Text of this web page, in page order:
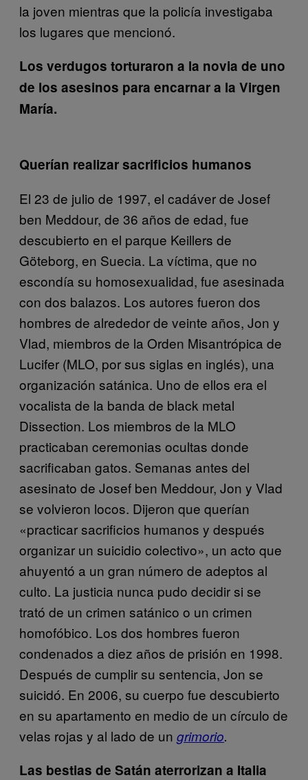
la joven mientras que la policía investigaba
los lugares que mencionó.
Los verdugos torturaron a la novia de uno
de los asesinos para encarnar a la Virgen
María.
Querían realizar sacrificios humanos
El 23 de julio de 1997, el cadáver de Josef
ben Meddour, de 36 años de edad, fue
descubierto en el parque Keillers de
Göteborg, en Suecia. La víctima, que no
escondía su homosexualidad, fue asesinada
con dos balazos. Los autores fueron dos
hombres de alrededor de veinte años, Jon y
Vlad, miembros de la Orden Misantrópica de
Lucifer (MLO, por sus siglas en inglés), una
organización satánica. Uno de ellos era el
vocalista de la banda de black metal
Dissection. Los miembros de la MLO
practicaban ceremonias ocultas donde
sacrificaban gatos. Semanas antes del
asesinato de Josef ben Meddour, Jon y Vlad
se volvieron locos. Dijeron que querían
«practicar sacrificios humanos y después
organizar un suicidio colectivo», un acto que
ahuyentó a un gran número de adeptos al
culto. La justicia nunca pudo decidir si se
trató de un crimen satánico o un crimen
homofóbico. Los dos hombres fueron
condenados a diez años de prisión en 1998.
Después de cumplir su sentencia, Jon se
suicidó. En 2006, su cuerpo fue descubierto
en su apartamento en medio de un círculo de
velas rojas y al lado de un grimorio.
Las bestias de Satán aterrorizan a Italia